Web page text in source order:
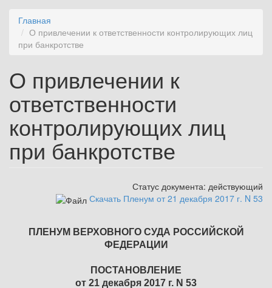
Главная
О привлечении к ответственности контролирующих лиц
при банкротстве
О привлечении к
ответственности
контролирующих лиц
при банкротстве
Статус документа: действующий
Скачать Пленум от 21 декабря 2017 г. N 53
ПЛЕНУМ ВЕРХОВНОГО СУДА РОССИЙСКОЙ
ФЕДЕРАЦИИ
ПОСТАНОВЛЕНИЕ
от 21 декабря 2017 г. N 53